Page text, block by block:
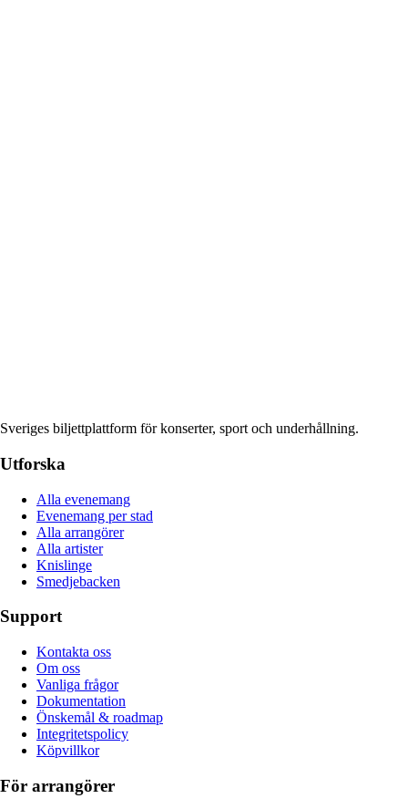
Sveriges biljettplattform för konserter, sport och underhållning.
Utforska
Alla evenemang
Evenemang per stad
Alla arrangörer
Alla artister
Knislinge
Smedjebacken
Support
Kontakta oss
Om oss
Vanliga frågor
Dokumentation
Önskemål & roadmap
Integritetspolicy
Köpvillkor
För arrangörer